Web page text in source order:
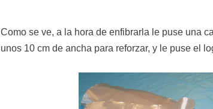
Como se ve, a la hora de enfibrarla le puse una
unos 10 cm de ancha para reforzar, y le puse el